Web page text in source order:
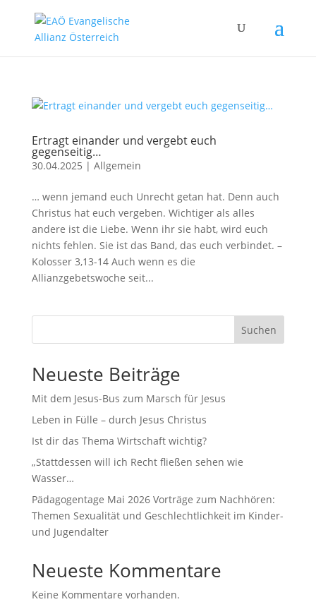
Ertragt einander und vergebt euch
gegenseitig…
30.04.2025 | Allgemein
… wenn jemand euch Unrecht getan hat. Denn auch
Christus hat euch vergeben. Wichtiger als alles
andere ist die Liebe. Wenn ihr sie habt, wird euch
nichts fehlen. Sie ist das Band, das euch verbindet. –
Kolosser 3,13-14 Auch wenn es die
Allianzgebetswoche seit...
Suchen
Neueste Beiträge
Mit dem Jesus-Bus zum Marsch für Jesus
Leben in Fülle – durch Jesus Christus
Ist dir das Thema Wirtschaft wichtig?
„Stattdessen will ich Recht fließen sehen wie
Wasser…
Pädagogentage Mai 2026 Vorträge zum Nachhören:
Themen Sexualität und Geschlechtlichkeit im Kinder-
und Jugendalter
Neueste Kommentare
Keine Kommentare vorhanden.